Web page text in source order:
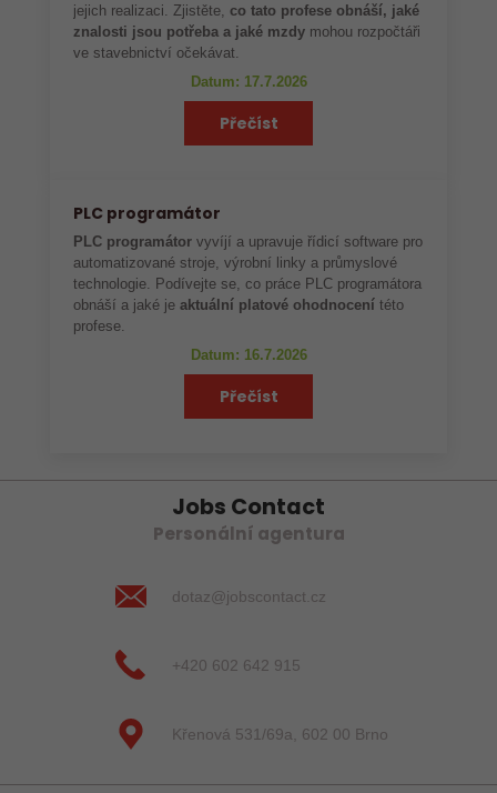
jejich realizaci. Zjistěte,co tato profese obnáší, jaké
znalosti jsou potřeba a jaké mzdy mohou rozpočtáři
ve stavebnictví očekávat.
Datum: 17.7.2026
Přečíst
PLC programátor
PLC programátor vyvíjí a upravuje řídicí software pro
automatizované stroje, výrobní linky a průmyslové
technologie. Podívejte se, co práce PLC programátora
obnáší a jaké je aktuální platové ohodnocení této
profese.
Datum: 16.7.2026
Přečíst
Jobs Contact
Personální agentura
dotaz@jobscontact.cz
+420 602 642 915
Křenová 531/69a, 602 00 Brno